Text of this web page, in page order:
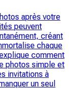
après votre
peuvent
créant
chaque
comment
photos simple et
invitations à
un seul